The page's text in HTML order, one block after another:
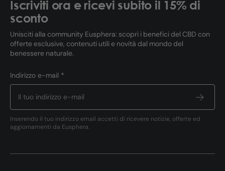
Iscriviti ora e ricevi subito il 15% di
sconto
Unisciti alla community Eusphera: scopri i benefici del CBD con
offerte esclusive, contenuti utili e novità dal mondo del
benessere naturale.
Indirizzo e-mail *
Inserendo il tuo indirizzo email accetti di ricevere notizie, offerte ed
aggiornamenti da Eusphera.